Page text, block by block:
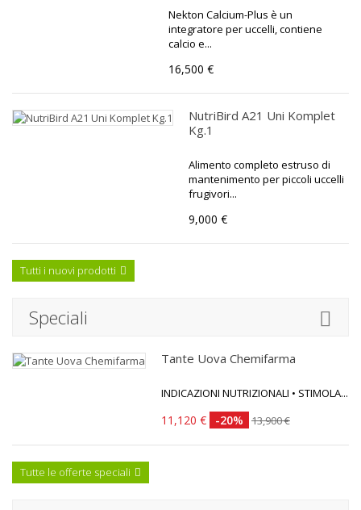
Nekton Calcium-Plus è un
integratore per uccelli, contiene
calcio e...
16,500 €
NutriBird A21 Uni Komplet
Kg.1
Alimento completo estruso di
mantenimento per piccoli uccelli
frugivori...
9,000 €
Tutti i nuovi prodotti
Speciali
Tante Uova Chemifarma
INDICAZIONI NUTRIZIONALI • STIMOLA...
11,120 € -20% 13,900 €
Tutte le offerte speciali